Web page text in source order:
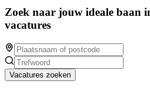
Zoek naar jouw ideale baan
vacatures
Vacatures zoeken